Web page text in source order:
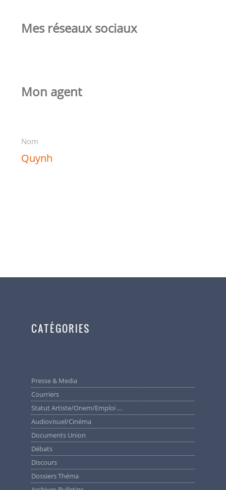
Mes réseaux sociaux
Mon agent
Nom
Quynh
CATÉGORIES
Presse & Media
Courriers
Statut Artiste/Onem/Emploi …
Audiovisuel/cinéma
Documents Union
Débats
Discours
Dossiers Théma